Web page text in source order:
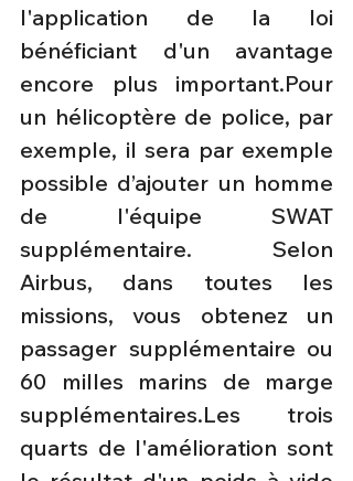
l'application de la loi
bénéficiant d'un avantage
encore plus important.Pour
un hélicoptère de police, par
exemple, il sera par exemple
possible d’ajouter un homme
de l'équipe SWAT
supplémentaire. Selon
Airbus, dans toutes les
missions, vous obtenez un
passager supplémentaire ou
60 milles marins de marge
supplémentaires.Les trois
quarts de l'amélioration sont